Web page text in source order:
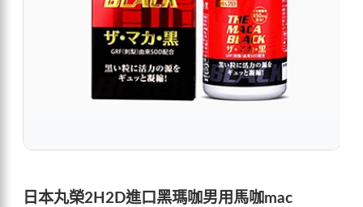
日本丸榮2H2D進口黑瑪咖男用馬咖mac